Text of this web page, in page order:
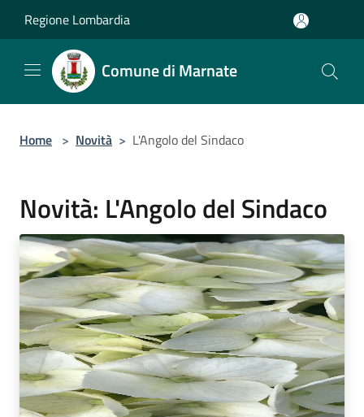
Regione Lombardia
Comune di Marnate
Home > Novità > L'Angolo del Sindaco
Novità: L'Angolo del Sindaco